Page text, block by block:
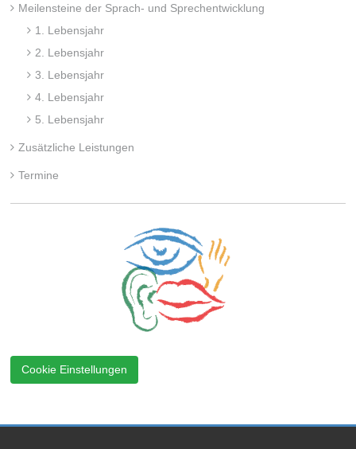
Meilensteine der Sprach- und Sprechentwicklung
1. Lebensjahr
2. Lebensjahr
3. Lebensjahr
4. Lebensjahr
5. Lebensjahr
Zusätzliche Leistungen
Termine
Cookie Einstellungen